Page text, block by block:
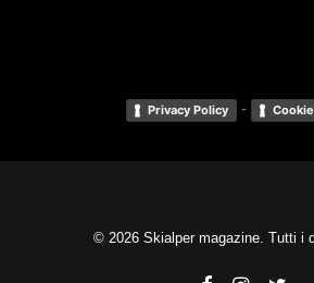
Privacy Policy -
© 2026 Skialper magazine. Tutti i